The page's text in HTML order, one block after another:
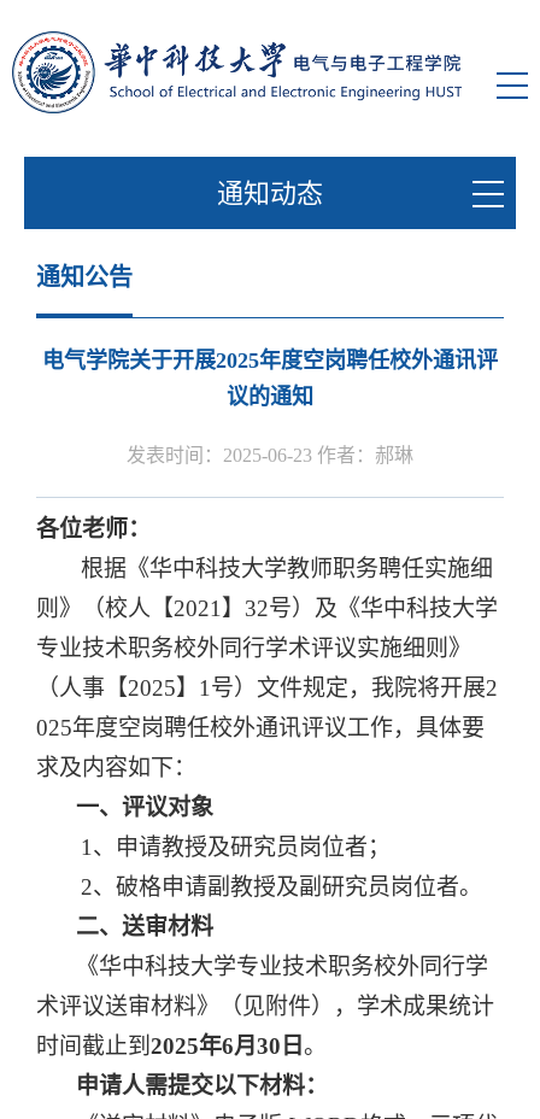
通知动态
通知公告
电气学院关于开展2025年度空岗聘任校外通讯评
议的通知
发表时间：2025-06-23 作者：郝琳
各位老师：
根据《华中科技大学教师职务聘任实施细
则》（校人【2021 】 32号）及《华中科技大学
专业技术职务校外同行学术评议实施细则》
（人事【2025】 1 号）文件规定，我院将开展2
025年度空岗聘任校外通讯评议工作，具体要
求及内容如下：
一、评议对象
1 、申请教授及研究员岗位者；
2、破格申请副教授及副研究员岗位者。
二、送审材料
《华中科技大学专业技术职务校外同行学
术评议送审材料》（见附件），学术成果统计
时间截止到 2025年6月 30 日 。
申请人需提交以下材料：